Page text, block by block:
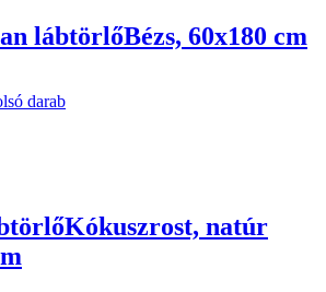
lábtörlőBézs, 60x180 cm
darab
Kókuszrost, natúr